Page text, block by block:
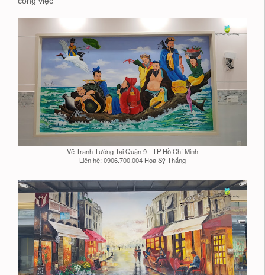
Vẽ Tranh Tường Tại Quận 9 - TP Hồ Chí Minh
Liên hệ: 0906.700.004 Họa Sỹ Thắng